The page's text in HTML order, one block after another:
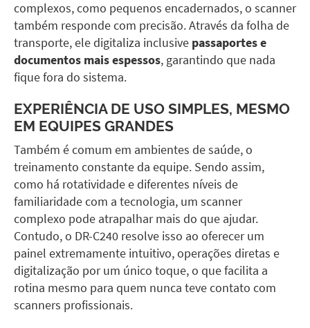
complexos, como pequenos encadernados, o scanner
também responde com precisão. Através da folha de
transporte, ele digitaliza inclusive passaportes e
documentos mais espessos, garantindo que nada
fique fora do sistema.
EXPERIÊNCIA DE USO SIMPLES, MESMO
EM EQUIPES GRANDES
Também é comum em ambientes de saúde, o
treinamento constante da equipe. Sendo assim,
como há rotatividade e diferentes níveis de
familiaridade com a tecnologia, um scanner
complexo pode atrapalhar mais do que ajudar.
Contudo, o DR-C240 resolve isso ao oferecer um
painel extremamente intuitivo, operações diretas e
digitalização por um único toque, o que facilita a
rotina mesmo para quem nunca teve contato com
scanners profissionais.